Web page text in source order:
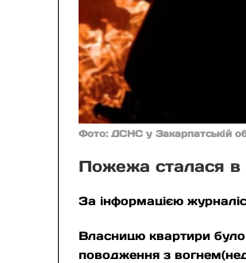
Фото: ДСНС у Закарпатській
Пожежа сталася в
За інформацією
Власницю квартири
поводження з